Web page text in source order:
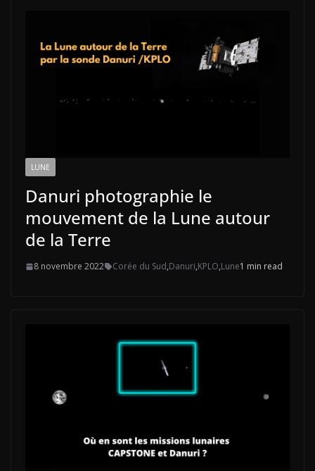
LUNE
Danuri photographie le
mouvement de la Lune autour
de la Terre
8 novembre 2022 Corée du Sud,Danuri,KPLO,Lune1 min read